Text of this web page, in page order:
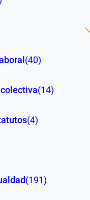
(40)
(14)
(4)
(191)